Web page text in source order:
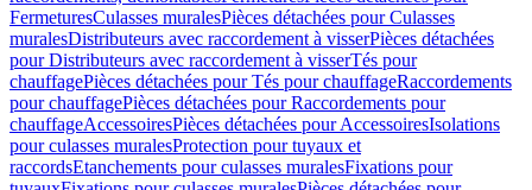
FermeturesCulasses muralesPièces détachées pour Culasses
muralesDistributeurs avec raccordement à visserPièces détachées
pour Distributeurs avec raccordement à visserTés pour
chauffagePièces détachées pour Tés pour chauffageRaccordements
pour chauffagePièces détachées pour Raccordements pour
chauffageAccessoiresPièces détachées pour AccessoiresIsolations
pour culasses muralesProtection pour tuyaux et
raccordsEtanchements pour culasses muralesFixations pour